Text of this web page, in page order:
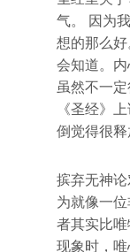
气。 因为
想的那么
会知道。内
虽然不一
《圣经》
倒觉得很释
摈弃无神
为就像一
者其实比
现象时，